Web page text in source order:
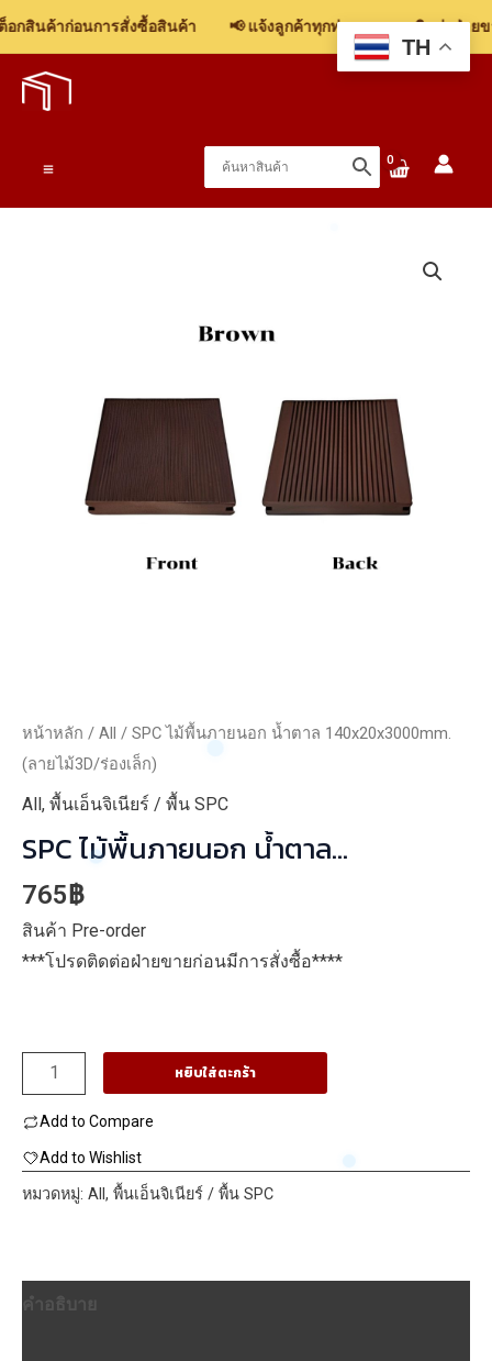
กสินค้าก่อนการสั่งซื้อสินค้า 📢 แจ้งลูกค้าทุกท่าน: รบกวนติดต่อฝ่าย
หน้าหลัก / All / SPC ไม้พื้นภายนอก น้ำตาล 140x20x3000mm.
(ลายไม้3D/ร่องเล็ก)
All, พื้นเอ็นจิเนียร์ / พื้น SPC
SPC ไม้พื้นภายนอก น้ำตาล
140x20x3000mm. (ลายไม้3D/ร่อง
เล็ก)
765฿
สินค้า Pre-order
***โปรดติดต่อฝ่ายขายก่อนมีการสั่งซื้อ****
จำนวน
SPC
ไม้
พื้น
ภายนอก
(ลายไม้3D/
หยิบใส่ตะกร้า
Add to Compare
Add to Wishlist
หมวดหมู่: All, พื้นเอ็นจิเนียร์ / พื้น SPC
คำอธิบาย
TH
ภายนอก
น้ำตาล
(ลายไม้3D/